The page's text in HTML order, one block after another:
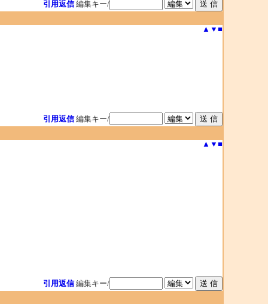
引用返信 編集キー/
▲ ▼ ■
引用返信 編集キー/
▲ ▼ ■
引用返信 編集キー/